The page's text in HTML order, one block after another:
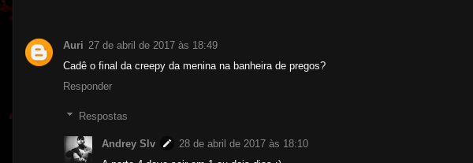
Auri 27 de abril de 2017 às 18:49
Cadê o final da creepy da menina na banheira de pregos?
Responder
Respostas
Andrey Slv
28 de abril de 2017 às 18:10